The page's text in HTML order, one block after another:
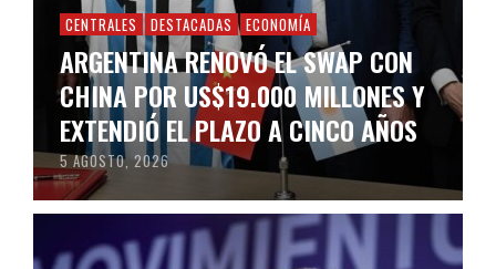
CENTRALES DESTACADAS ECONOMÍA
ARGENTINA RENOVÓ EL SWAP CON
CHINA POR US$19.000 MILLONES Y
EXTENDIÓ EL PLAZO A CINCO AÑOS
5 AGOSTO, 2026